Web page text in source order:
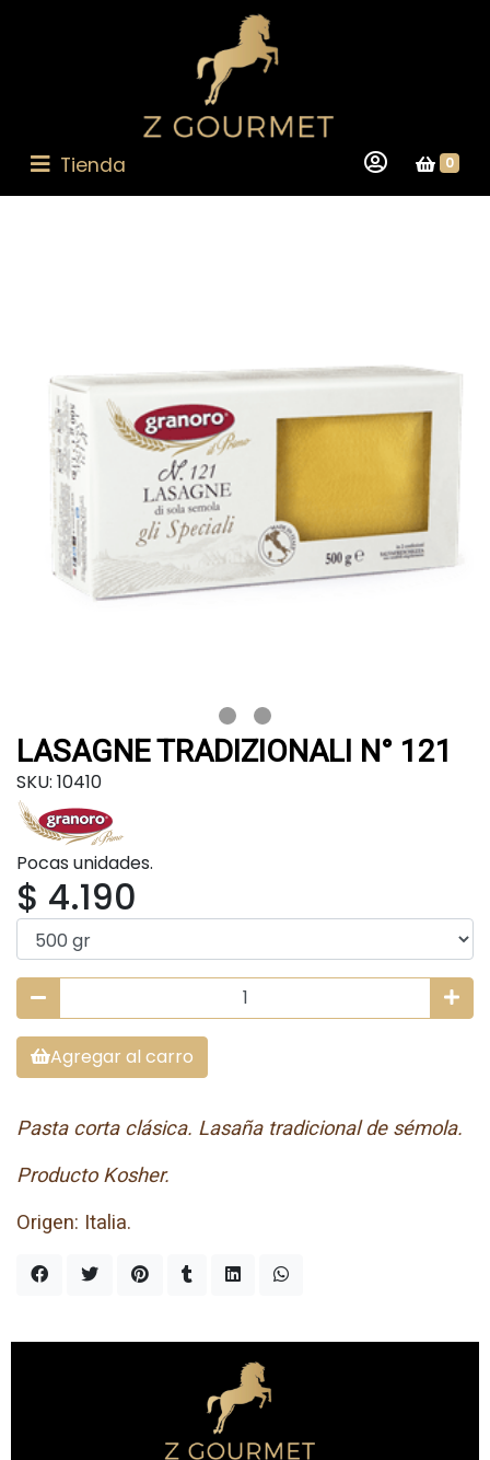
Tienda 0
LASAGNE TRADIZIONALI N° 121
SKU: 10410
Pocas unidades.
$ 4.190
Agregar al carro
Pasta corta clásica. Lasaña tradicional de sémola.
Producto Kosher.
Origen: Italia.